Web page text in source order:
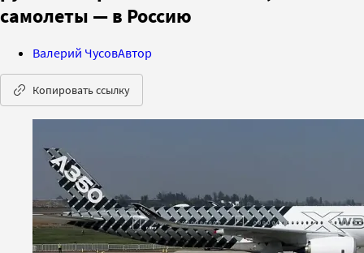
самолеты — в Россию
Валерий ЧусовАвтор
Копировать ссылку